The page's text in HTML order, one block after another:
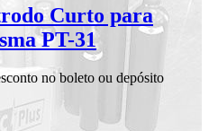
Curto para
PT-31
no boleto ou depósito